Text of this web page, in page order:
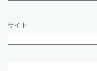
サイト